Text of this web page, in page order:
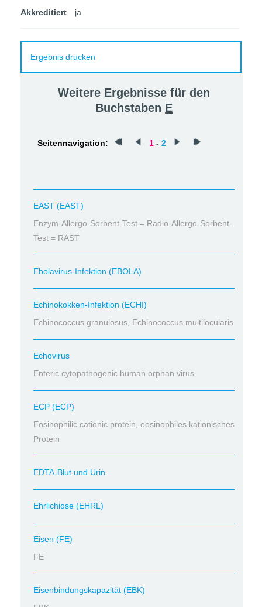
Akkreditiert ja
Ergebnis drucken
Weitere Ergebnisse für den
Buchstaben E
Seitennavigation: 1 - 2
EAST (EAST)
Enzym-Allergo-Sorbent-Test = Radio-Allergo-Sorbent-
Test = RAST
Ebolavirus-Infektion (EBOLA)
Echinokokken-Infektion (ECHI)
Echinococcus granulosus, Echinococcus multilocularis
Echovirus
Enteric cytopathogenic human orphan virus
ECP (ECP)
Eosinophilic cationic protein, eosinophiles kationisches
Protein
EDTA-Blut und Urin
Ehrlichiose (EHRL)
Eisen (FE)
FE
Eisenbindungskapazität (EBK)